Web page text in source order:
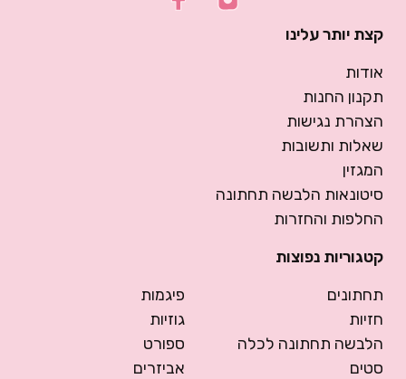
קצת יותר עלינו
אודות
תקנון החנות
הצהרת נגישות
שאלות ותשובות
המגזין
סיטונאות הלבשה תחתונה
החלפות והחזרות
קטגוריות נפוצות
תחתונים
חזיות
הלבשה תחתונה לכלה
סטים
פיגמות
גוזיות
ספורט
אביזרים